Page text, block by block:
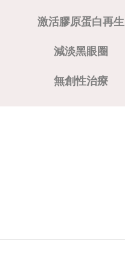
激活膠原蛋白再生
減淡黑眼圈
無創性治療